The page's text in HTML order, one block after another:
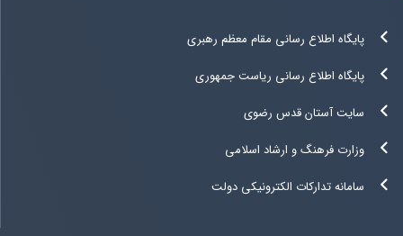
پایگاه اطلاع رسانی مقام معظم رهبری
پایگاه اطلاع رسانی ریاست جمهوری
سایت آستان قدس رضوی
وزارت فرهنگ و ارشاد اسلامی
سامانه تدارکات الکترونیکی دولت